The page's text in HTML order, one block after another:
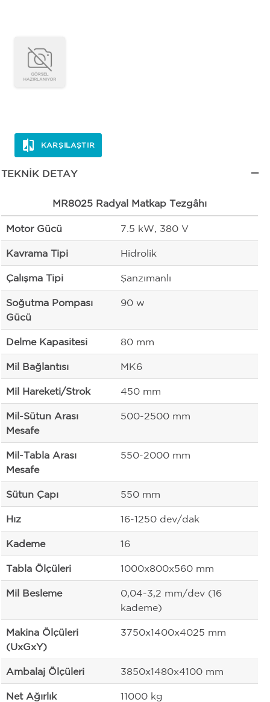
KARŞILAŞTIR
TEKNIK DETAY
MR8025 Radyal Matkap Tezgâhı
Motor Gücü 7.5 kW, 380 V
Kavrama Tipi Hidrolik
Çalışma Tipi Şanzımanlı
Soğutma Pompası
Gücü
90 w
Delme Kapasitesi 80 mm
Mil Bağlantısı MK6
Mil Hareketi/Strok 450 mm
Mil-Sütun Arası
Mesafe
500-2500 mm
Mil-Tabla Arası
Mesafe
550-2000 mm
Sütun Çapı 550 mm
Hız 16-1250 dev/dak
Kademe 16
Tabla Ölçüleri 1000x800x560 mm
Mil Besleme
0,04-3,2 mm/dev (16
kademe)
Makina Ölçüleri
(UxGxY)
3750x1400x4025 mm
Ambalaj Ölçüleri 3850x1480x4100 mm
Net Ağırlık 11000 kg